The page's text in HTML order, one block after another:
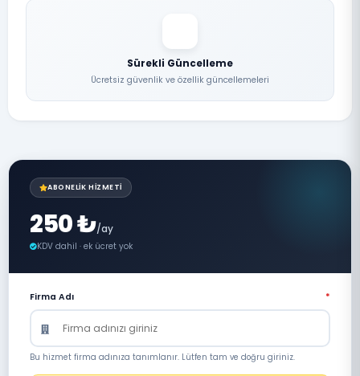
Sürekli Güncelleme
Ücretsiz güvenlik ve özellik güncellemeleri
ABONELIK HIZMETI
250 ₺/ay
KDV dahil · ek ücret yok
Firma Adı *
Bu hizmet firma adınıza tanımlanır. Lütfen tam ve doğru giriniz.